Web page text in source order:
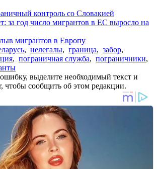
контроль со Словакией
за год число мигрантов в ЕС выросло на
мигрантов в Европу
, нелегалы, граница, забор,
, пограничная служба, пограничники,
выделите необходимый текст и
чтобы сообщить об этом редакции.